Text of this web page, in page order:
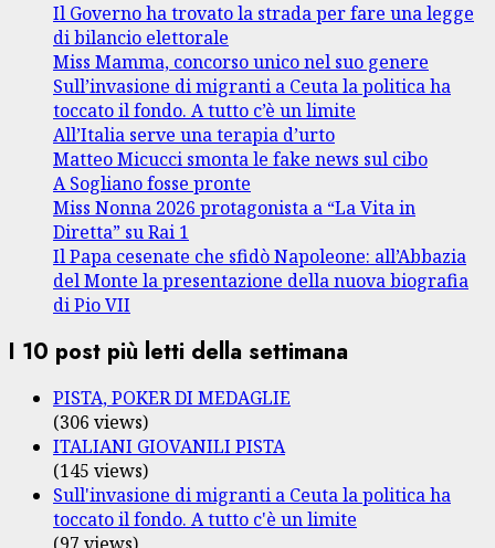
Il Governo ha trovato la strada per fare una legge
di bilancio elettorale
Miss Mamma, concorso unico nel suo genere
Sull’invasione di migranti a Ceuta la politica ha
toccato il fondo. A tutto c’è un limite
All’Italia serve una terapia d’urto
Matteo Micucci smonta le fake news sul cibo
A Sogliano fosse pronte
Miss Nonna 2026 protagonista a “La Vita in
Diretta” su Rai 1
Il Papa cesenate che sfidò Napoleone: all’Abbazia
del Monte la presentazione della nuova biografia
di Pio VII
I 10 post più letti della settimana
PISTA, POKER DI MEDAGLIE
(306 views)
ITALIANI GIOVANILI PISTA
(145 views)
Sull'invasione di migranti a Ceuta la politica ha
toccato il fondo. A tutto c'è un limite